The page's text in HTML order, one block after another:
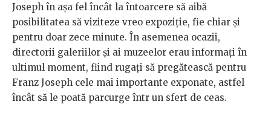
Joseph în așa fel încât la întoarcere să aibă
posibilitatea să viziteze vreo expoziție, fie chiar și
pentru doar zece minute. În asemenea ocazii,
directorii galeriilor și ai muzeelor erau informați în
ultimul moment, fiind rugați să pregătească pentru
Franz Joseph cele mai importante exponate, astfel
încât să le poată parcurge într un sfert de ceas.